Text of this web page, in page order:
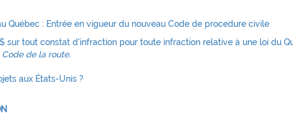
Québec : Entrée en vigueur du nouveau Code de procedure civile
sur tout constat d'infraction pour toute infraction relative à une loi du
Code de la route.
aux États-Unis ?